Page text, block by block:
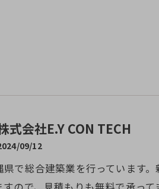
式会社E.Y CON TECH
09/12
県で総合建築業を行っています